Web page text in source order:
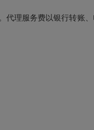
代理服务费以银行转账